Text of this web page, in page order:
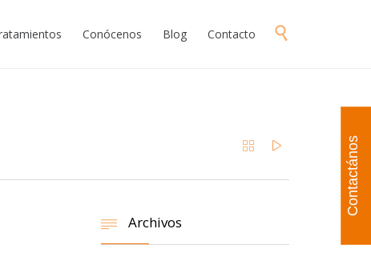
Skip
to
Conócenos Blog Contacto 
 
 Archivos
Contactános